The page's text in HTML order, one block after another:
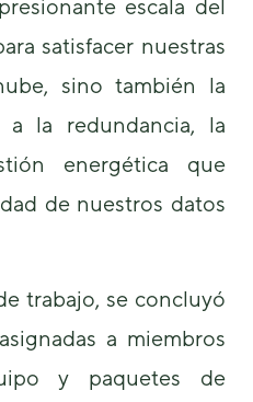
escala del
satisfacer nuestras
sino también la
a la redundancia, la
energética que
de nuestros datos
trabajo, se concluyó
a miembros
y paquetes de